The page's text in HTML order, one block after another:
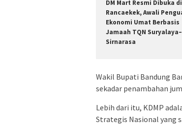
DM Mart Resmi Dibuka di
Rancaekek, Awali
Ekonomi Umat Berbasis
Jamaah TQN Suryalaya–
Sirnarasa
Wakil Bupati Bandung
sekadar penambahan
Lebih dari itu, KDMP
Strategis Nasional yang